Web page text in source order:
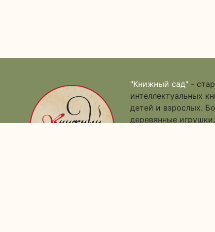
"Книжный сад" -
интеллектуальных
детей и взрослых.
деревянные